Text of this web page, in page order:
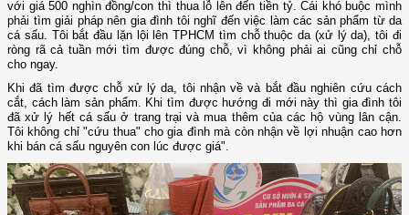
với giá 500 nghìn đồng/con thì thua lỗ lên đến tiền tỷ. Cái khó buộc mình
phải tìm giải pháp nên gia đình tôi nghĩ đến việc làm các sản phẩm từ da
cá sấu. Tôi bắt đầu lặn lội lên TPHCM tìm chỗ thuộc da (xử lý da), tôi đi
ròng rã cả tuần mới tìm được đúng chỗ, vì không phải ai cũng chỉ chỗ
cho ngay.
Khi đã tìm được chỗ xử lý da, tôi nhận về và bắt đầu nghiên cứu cách
cắt, cách làm sản phẩm. Khi tìm được hướng đi mới này thì gia đình tôi
đã xử lý hết cá sấu ở trang trại và mua thêm của các hộ vùng lân cận.
Tôi không chỉ "cứu thua" cho gia đình mà còn nhận về lợi nhuận cao hơn
khi bán cá sấu nguyên con lúc được giá".